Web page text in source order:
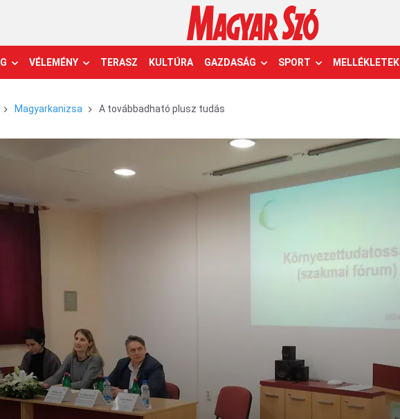
VÉLEMÉNY TERASZ KULTÚRA GAZDASÁG SPORT MELLÉKLETEK
Magyarkanizsa A továbbadható plusz tudás